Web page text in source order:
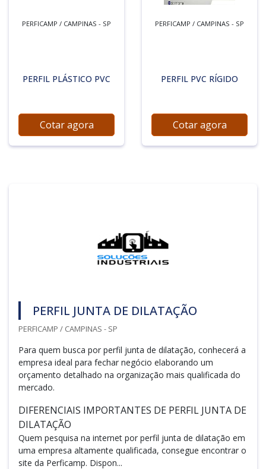
PERFICAMP / CAMPINAS - SP
PERFIL PLÁSTICO PVC
Cotar agora
PERFICAMP / CAMPINAS - SP
PERFIL PVC RÍGIDO
Cotar agora
PERFIL JUNTA DE DILATAÇÃO
PERFICAMP / CAMPINAS - SP
Para quem busca por perfil junta de dilatação, conhecerá a
empresa ideal para fechar negócio elaborando um
orçamento detalhado na organização mais qualificada do
mercado.
DIFERENCIAIS IMPORTANTES DE PERFIL JUNTA DE
DILATAÇÃO
Quem pesquisa na internet por perfil junta de dilatação em
uma empresa altamente qualificada, consegue encontrar o
site da Perficamp. Dispon...